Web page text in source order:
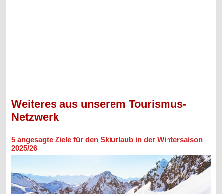
Weiteres aus unserem Tourismus-
Netzwerk
5 angesagte Ziele für den Skiurlaub in der Wintersaison
2025/26